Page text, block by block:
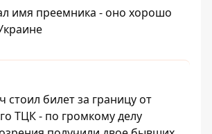
имя преемника - оно хорошо
стоил билет за границу от
ТЦК - по громкому делу